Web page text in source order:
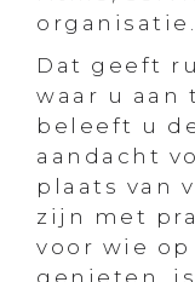
organisatie.
Dat geeft
waar u aan
beleeft u
aandacht
plaats van
zijn met
voor wie op
genieten,